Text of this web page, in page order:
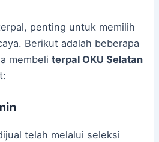
penting untuk memilih
Berikut adalah beberapa
membeliterpal OKU Selatan
telah melalui seleksi